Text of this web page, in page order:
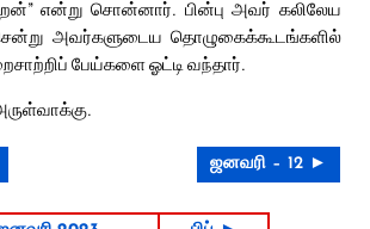
என்று சொன்னார். பின்பு அவர் கலிலேய
சென்று அவர்களுடைய தொழுகைக்கூடங்களில்
பேய்களை ஓட்டி வந்தார்.
ஜனவரி – 12 ►